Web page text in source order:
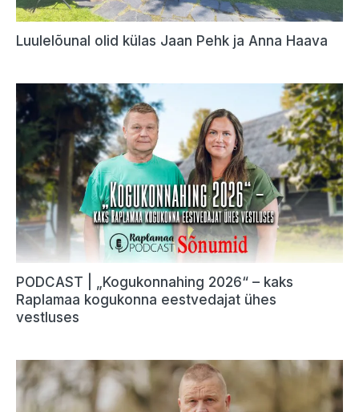
Luulelõunal olid külas Jaan Pehk ja Anna Haava
PODCAST | „Kogukonnahing 2026“ – kaks
Raplamaa kogukonna eestvedajat ühes
vestluses